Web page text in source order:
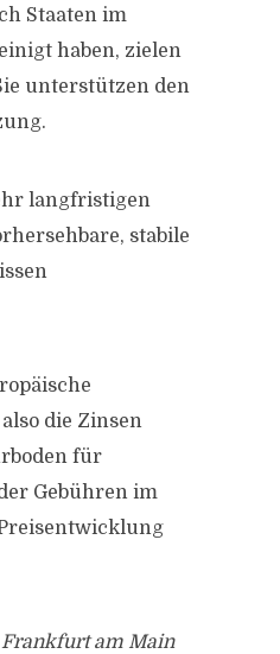
Staaten im
haben, zielen
unterstützen den
langfristigen
stabile
die Zinsen
für
Gebühren im
am Main